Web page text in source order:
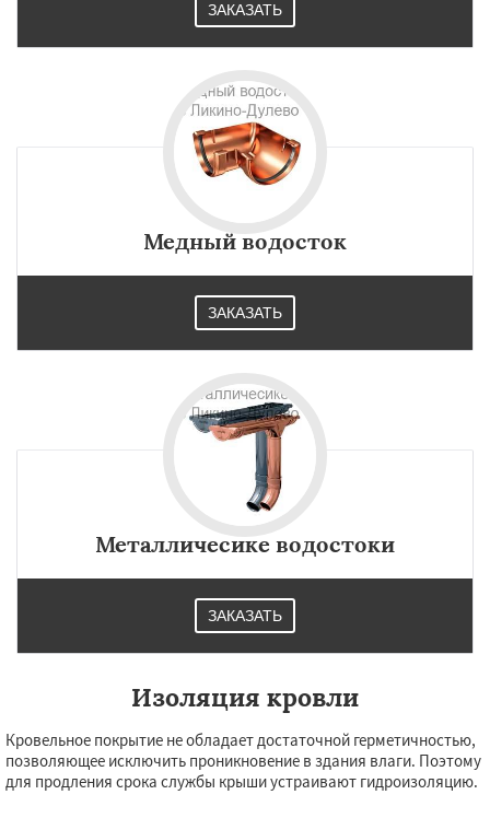
ЗАКАЗАТЬ
Медный водосток
ЗАКАЗАТЬ
Металличесике водостоки
ЗАКАЗАТЬ
Изоляция кровли
Кровельное покрытие не обладает достаточной герметичностью,
позволяющее исключить проникновение в здания влаги. Поэтому
для продления срока службы крыши устраивают гидроизоляцию.